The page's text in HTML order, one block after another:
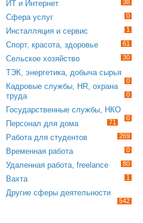
ИТ и Интернет 38
Сфера услуг 0
Инсталляция и сервис 1
Спорт, красота, здоровье 61
Сельское хозяйство 30
ТЭК, энергетика, добыча сырья
0
Кадровые службы, HR, охрана
труда
0
Государственные службы, НКО
0
Персонал для дома 71
Работа для студентов 269
Временная работа 0
Удаленная работа, freelance 80
Вахта 1
Другие сферы деятельности
542